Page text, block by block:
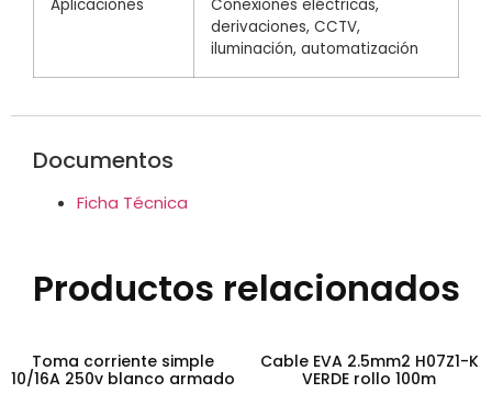
Aplicaciones
Conexiones eléctricas,
derivaciones, CCTV,
iluminación, automatización
Documentos
Ficha Técnica
Productos relacionados
Toma corriente simple
10/16A 250v blanco armado
Cable EVA 2.5mm2 H07Z1-K
VERDE rollo 100m